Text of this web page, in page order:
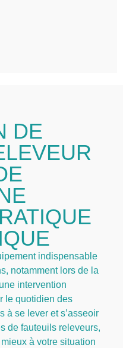
DE
indispensable
notamment lors de la
intervention
le quotidien des
à se lever et s’asseoir
de fauteuils releveurs,
à votre situation